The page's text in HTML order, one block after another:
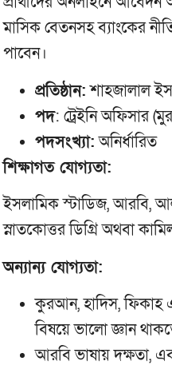
মাসিক বেতনসহ ব্যাংকের
পাবেন।
প্রতিষ্ঠান:শাহজালাল
পদ: ট্রেইনি অফিসার
পদসংখ্যা:অনির্ধারিত
শিক্ষাগত যোগ্যতা:
ইসলামিক স্টাডিজ, আরবি,
স্নাতকোত্তর ডিগ্রি অথবা
অন্যান্য যোগ্যতা:
কুরআন, হাদিস, ফিকাহ
বিষয়ে ভালো জ্ঞান
আরবি ভাষায় দক্ষতা,